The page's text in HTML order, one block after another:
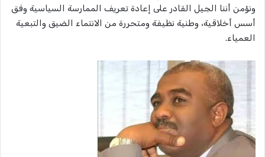
ونؤمن أننا الجيل القادر على إعادة تعريف الممارسة السياسية وفق
أسس أخلاقية، وطنية نظيفة ومتحررة من الانتماء الضيق والتبعية
العمياء.